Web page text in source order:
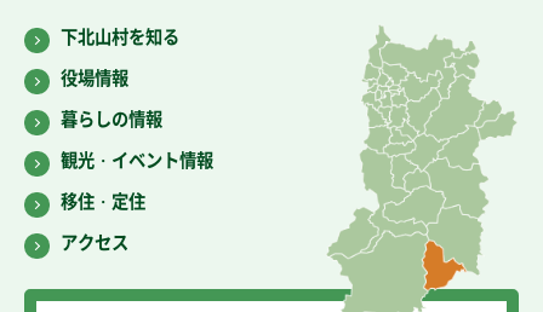
下北山村を知る
役場情報
暮らしの情報
観光・イベント情報
移住・定住
アクセス